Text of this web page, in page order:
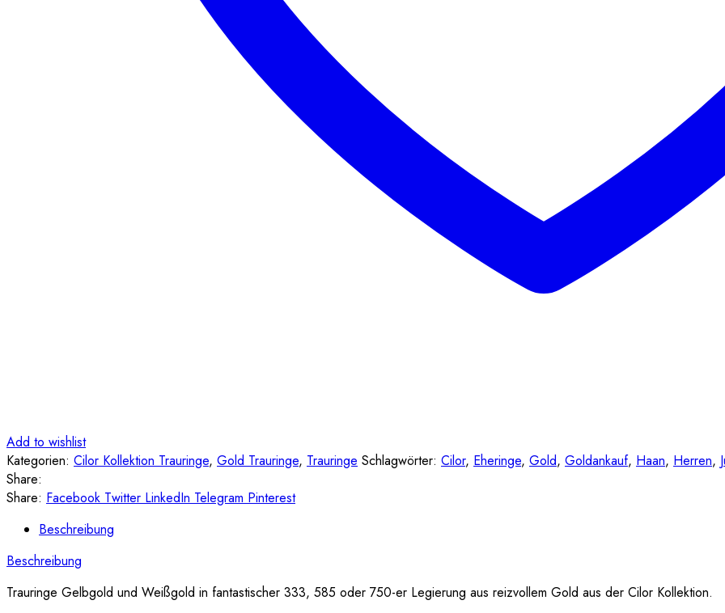
Add to wishlist
Kategorien: Cilor Kollektion Trauringe, Gold Trauringe, Trauringe Schlagwörter: Cilor, Eheringe, Gold, Goldankauf, Haan, Herren,
Share:
Share: Facebook Twitter LinkedIn Telegram Pinterest
Beschreibung
Beschreibung
Trauringe Gelbgold und Weißgold in fantastischer 333, 585 oder 750-er Legierung aus reizvollem Gold aus der Cilor Kollektion.